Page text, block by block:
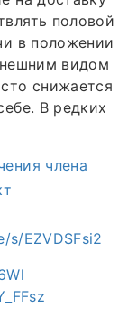
половой
в положении
видом
снижается
В редких
члена
s/EZVDSFsi2